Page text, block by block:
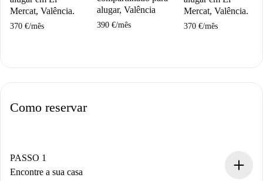
Mercat, Valência.
370 €/mês
alugar, Valência
390 €/mês
Mercat, Valência.
370 €/mês
Como reservar
PASSO 1
Encontre a sua casa